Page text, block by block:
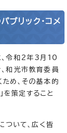
ブリック・コメ
、令和2年3月10
和光市教育委員
め、その基本的
を策定すること
ついて、広く皆